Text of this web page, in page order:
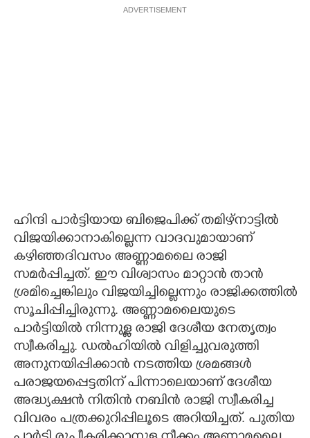
ADVERTISEMENT
ഹിന്ദി പാർട്ടിയായ ബിജെപിക്ക് തമിഴ്നാട്ടിൽ
വിജയിക്കാനാകില്ലെന്ന വാദവുമായാണ്
കഴിഞ്ഞദിവസം അണ്ണാമലൈ രാജി
സമർപ്പിച്ചത്. ഈ വിശ്വാസം മാറ്റാൻ താൻ
ശ്രമിച്ചെങ്കിലും വിജയിച്ചില്ലെന്നും രാജിക്കത്തിൽ
സൂചിപ്പിച്ചിരുന്നു. അണ്ണാമലൈയുടെ
പാർട്ടിയിൽ നിന്നുള്ള രാജി ദേശീയ നേതൃത്വം
സ്വീകരിച്ചു. ഡൽഹിയിൽ വിളിച്ചുവരുത്തി
അനുനയിപ്പിക്കാൻ നടത്തിയ ശ്രമങ്ങൾ
പരാജയപ്പെട്ടതിന് പിന്നാലെയാണ് ദേശീയ
അദ്ധ്യക്ഷൻ നിതിൻ നബിൻ രാജി സ്വീകരിച്ച
വിവരം പത്രക്കുറിപ്പിലൂടെ അറിയിച്ചത്. പുതിയ